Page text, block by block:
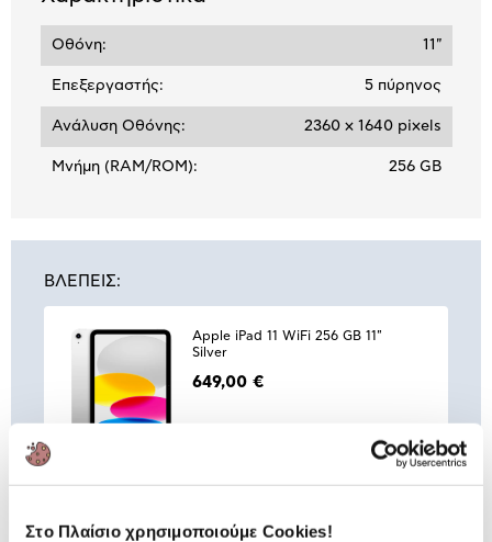
Στο Πλαίσιο χρησιμοποιούμε Cookies!
Οθόνη: 11"
Επεξεργαστής: 5 πύρηνος
Ανάλυση Οθόνης: 2360 x 1640 pixels
Μνήμη (RAM/ROM): 256 GB
ΒΛΕΠΕΙΣ:
Apple iPad 11 WiFi 256 GB 11"
Silver
649,00 €